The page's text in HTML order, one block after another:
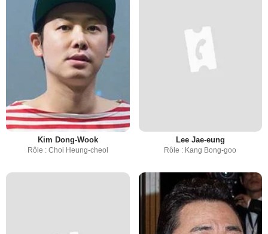
Kim Dong-Wook
Rôle : Choi Heung-cheol
Lee Jae-eung
Rôle : Kang Bong-goo